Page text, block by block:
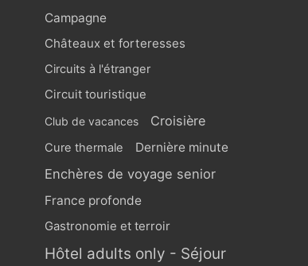
Campagne
Châteaux et forteresses
Circuits à l'étranger
Circuit touristique
Club de vacances Croisière
Cure thermale Dernière minute
Enchères de voyage senior
France profonde
Gastronomie et terroir
Hôtel adults only - Séjour